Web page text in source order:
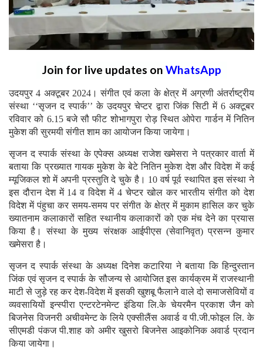
Join for live updates on WhatsApp
उदयपुर 4 अक्टूबर 2024। संगीत एवं कला के क्षेत्र में अग्रणी अंतर्राष्ट्रीय
संस्था ‘‘सृजन द स्पार्क’’ के उदयपुर चेप्टर द्वारा जिंक सिटी में 6 अक्टूबर
रविवार को 6.15 बजे सौ फीट शोभागपुरा रोड़ स्थित ओपेरा गार्डन में नितिन
मुकेश की सुरमयी संगीत शाम का आयोजन किया जायेगा।
सृजन द स्पार्क संस्था के एपेक्स अध्यक्ष राजेश खमेसरा ने पत्रकार वार्ता में
बताया कि प्रख्यात गायक मुकेश के बेटे नितिन मुकेश देश और विदेश में कई
म्यूजिकल शो में अपनी प्रस्तुति दे चुके है। 10 वर्ष पूर्व स्थापित इस संस्था ने
इस दौरान देश में 14 व विदेश में 4 चेप्टर खोल कर भारतीय संगीत को देश
विदेश में पंहुचा कर समय-समय पर संगीत के क्षेत्र में मुकाम हासिल कर चुके
ख्यातनाम कलाकारों सहित स्थानीय कलाकारों को एक मंच देने का प्रयास
किया है। संस्था के मुख्य संरक्षक आईपीएस (सेवानिवृत) प्रसन्न कुमार
खमेसरा है।
सृजन द स्पार्क संस्था के अध्यक्ष दिनेश कटारिया ने बताया कि हिन्दुस्तान
जिंक एवं सृजन द स्पार्क के सौजन्य से आयोजित इस कार्यक्रम में राजस्थानी
माटी से जुड़े रह कर देश-विदेश में इसकी खुशबू फैलाने वाले दो समाजसेवियों व
व्यवसायियों इन्स्पीरा एन्टरटेनमेन्ट इंडिया लि.के चेयरमैन प्रकाश जैन को
बिजनेस विजनरी अचीवमेन्ट के लिये एक्सीलैंस अवार्ड व पी.जी.फोइल लि. के
सीएमडी पंकज पी.शाह को अमीर खुसरो बिजनेस आइकोनिक अवार्ड प्रदान
किया जायेगा।